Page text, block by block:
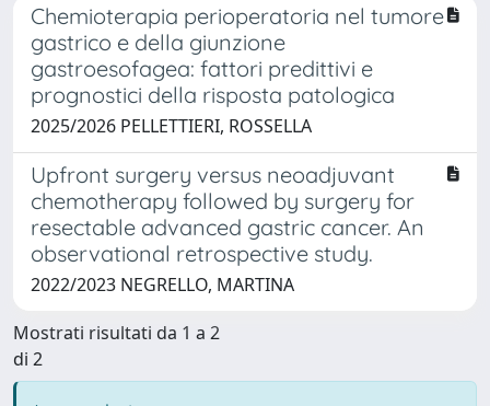
Chemioterapia perioperatoria nel tumore
gastrico e della giunzione
gastroesofagea: fattori predittivi e
prognostici della risposta patologica
2025/2026 PELLETTIERI, ROSSELLA
Upfront surgery versus neoadjuvant
chemotherapy followed by surgery for
resectable advanced gastric cancer. An
observational retrospective study.
2022/2023 NEGRELLO, MARTINA
Mostrati risultati da 1 a 2
di 2